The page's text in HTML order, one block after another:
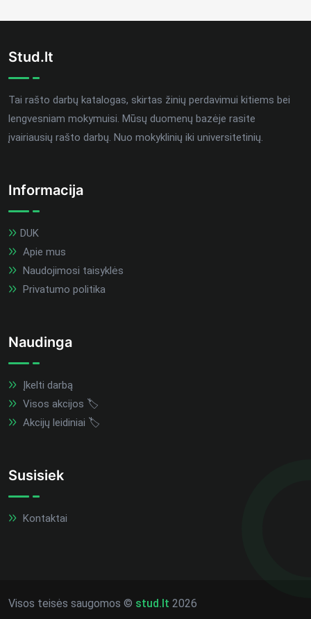
Stud.lt
Tai rašto darbų katalogas, skirtas žinių perdavimui kitiems bei
lengvesniam mokymuisi. Mūsų duomenų bazėje rasite
įvairiausių rašto darbų. Nuo mokyklinių iki universitetinių.
Informacija
DUK
Apie mus
Naudojimosi taisyklės
Privatumo politika
Naudinga
Įkelti darbą
Visos akcijos 🏷️
Akcijų leidiniai 🏷️
Susisiek
Kontaktai
Visos teisės saugomos © stud.lt 2026